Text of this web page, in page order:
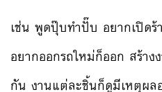
เช่น พูดปุ๊บทำปั๊บ อยากเปิดร้
อยากออกรถใหม่ก็ออก สร้า
กัน งานแต่ละชิ้นก็ดูมีเหตุผล